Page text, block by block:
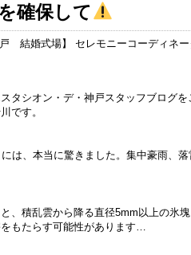
確保して
結婚式場】 セレモニーコーディネー
タシオン・デ・神戸スタッフブログ
です。
は、本当に驚きました。集中豪雨、
、積乱雲から降る直径5mm以上の氷
もたらす可能性があります…